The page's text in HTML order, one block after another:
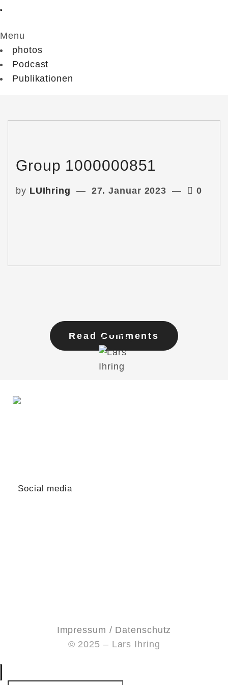
Menu
photos
Podcast
Publikationen
Group 1000000851
by LUIhring 27. Januar 2023 0
Read Comments
Social media
Impressum / Datenschutz
© 2025 – Lars Ihring